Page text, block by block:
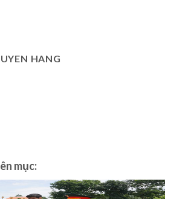
HANG
mục: